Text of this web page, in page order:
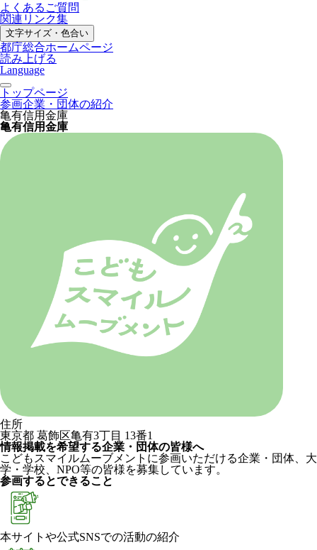
よくあるご質問
関連リンク集
文字サイズ・色合い
都庁総合ホームページ
読み上げる
Language
トップページ
参画企業・団体の紹介
亀有信用金庫
亀有信用金庫
住所
東京都 葛飾区亀有3丁目 13番1
情報掲載を希望する企業・団体の皆様へ
こどもスマイルムーブメントに参画いただける企業・団体、大
学・学校、NPO等の皆様を募集しています。
参画するとできること
本サイトや公式SNSでの活動の紹介